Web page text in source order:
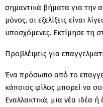
σημαντικά βήματα για την
μόνος, οι εξελίξεις είναι
υποσχόμενες. Εκτίμησε τη
Προβλέψεις για
Ένα πρόσωπο από το
κάποιος φίλος μπορεί να
Εναλλακτικά, μια νέα ιδέα